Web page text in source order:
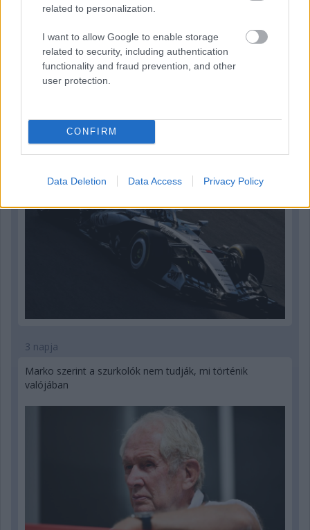
related to personalization.
I want to allow Google to enable storage
related to security, including authentication
functionality and fraud prevention, and other
user protection.
CONFIRM
Data Deletion Data Access Privacy Policy
Nem tud úrrá lenni a fékproblémákon a Cadillac
3 napja
Marko szerint a szurkolók nem tudják, mi történik
valójában